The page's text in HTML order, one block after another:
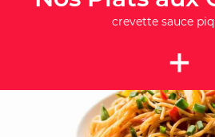
crevette sauce
+